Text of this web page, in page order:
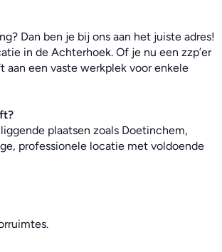
Dan ben je bij ons aan het juiste adres!
in de Achterhoek. Of je nu een zzp’er
een vaste werkplek voor enkele
plaatsen zoals Doetinchem,
professionele locatie met voldoende